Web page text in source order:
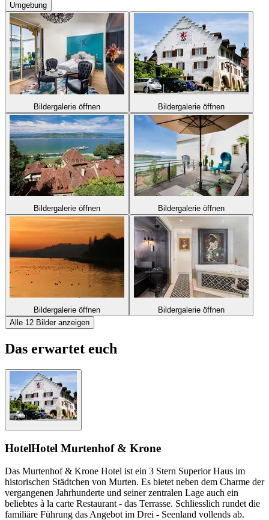
Umgebung
Bildergalerie öffnen Bildergalerie öffnen
Bildergalerie öffnen Bildergalerie öffnen
Bildergalerie öffnen
Bildergalerie öffnen
Alle 12 Bilder anzeigen
Das erwartet euch
HotelHotel Murtenhof & Krone
Das Murtenhof & Krone Hotel ist ein 3 Stern Superior Haus im
historischen Städtchen von Murten. Es bietet neben dem Charme der
vergangenen Jahrhunderte und seiner zentralen Lage auch ein
beliebtes à la carte Restaurant - das Terrasse. Schliesslich rundet die
familiäre Führung das Angebot im Drei - Seenland vollends ab.